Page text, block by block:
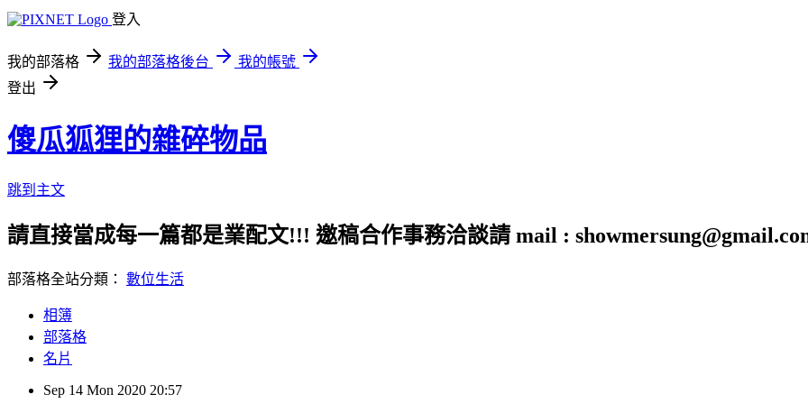
登入
我的部落格 我的部落格後台
我的帳號
登出
傻瓜狐狸的雜碎物品
跳到主文
請直接當成每一篇都是業配文!!! 邀稿合作事務洽談請 mail :
部落格全站分類： 數位生活
相簿
部落格
名片
Sep 14 Mon 2020 20:57